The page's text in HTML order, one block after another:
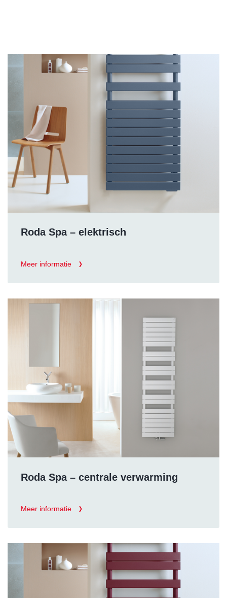
Roda Spa – elektrisch
Meer informatie
Roda Spa – centrale verwarming
Meer informatie